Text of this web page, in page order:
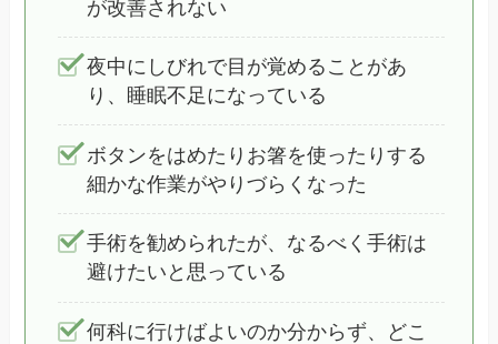
が改善されない
夜中にしびれで目が覚めることがあ
り、睡眠不足になっている
ボタンをはめたりお箸を使ったりする
細かな作業がやりづらくなった
手術を勧められたが、なるべく手術は
避けたいと思っている
何科に行けばよいのか分からず、どこ